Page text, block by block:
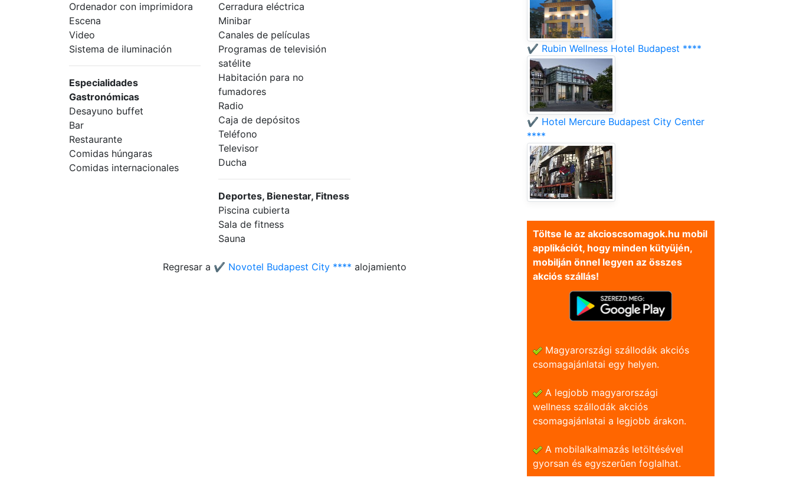
Ordenador con imprimidora
Escena
Video
Sistema de iluminación
Especialidades
Gastronómicas
Desayuno buffet
Bar
Restaurante
Comidas húngaras
Comidas internacionales
Cerradura eléctrica
Minibar
Canales de películas
Programas de televisión
satélite
Habitación para no
fumadores
Radio
Caja de depósitos
Teléfono
Televisor
Ducha
Deportes, Bienestar, Fitness
Piscina cubierta
Sala de fitness
Sauna
Regresar a ✔️ Novotel Budapest City **** alojamiento
✔️ Rubin Wellness Hotel Budapest ****
✔️ Hotel Mercure Budapest City Center
****
Töltse le az akcioscsomagok.hu mobil
applikációt, hogy minden kütyüjén,
mobilján önnel legyen az összes
akciós szállás!
Magyarországi szállodák akciós
csomagajánlatai egy helyen.
A legjobb magyarországi
wellness szállodák akciós
csomagajánlatai a legjobb árakon.
A mobilalkalmazás letöltésével
gyorsan és egyszerũen foglalhat.